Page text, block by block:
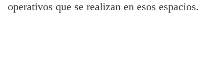
operativos que se realizan en esos espacios.